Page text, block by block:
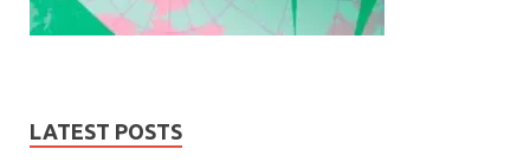
LATEST POSTS